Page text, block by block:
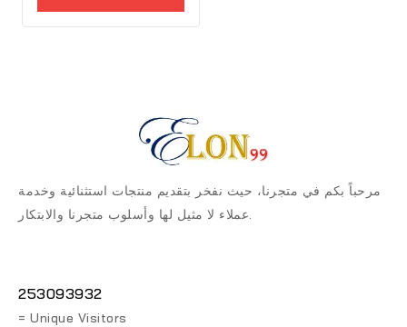
مرحباً بكم في متجرنا، حيث نفخر بتقديم منتجات استثنائية وخدمة
عملاء لا مثيل لها وأسلوب متجرنا والابتكار.
253093932
= Unique Visitors